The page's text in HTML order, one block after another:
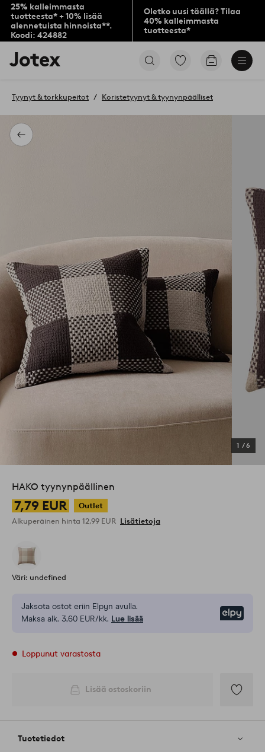
25% kalleimmasta
tuotteesta* + 10% lisää
alennetuista hinnoista**.
Koodi: 424882
Oletko uusi täällä? Tilaa
40% kalleimmasta
tuotteesta*
Jotex-
logo
aloitussivulle
Siirry
Siirry
Takaisin
Tyynyt & torkkupeitot Koristetyynyt & tyynynpäälliset
1 /6
HAKO tyynynpäällinen
7,79 EUR
Outlet
Alkuperäinen hinta 12,99 EUR Lisätietoja
Väri: undefined
Jaksota ostot eriin Elpyn avulla.
Maksa alk. 3,60 EUR/kk. Lue lisää
Loppunut varastosta
Lisää ostoskoriin
Tuotetiedot